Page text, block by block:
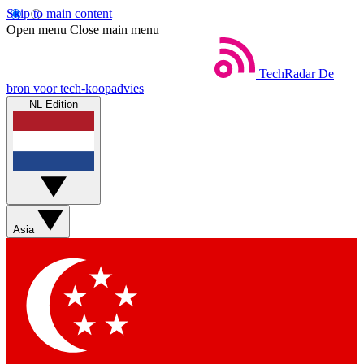
Skip to main content
Open menu Close main menu
TechRadar De
bron voor tech-koopadvies
NL Edition
Asia